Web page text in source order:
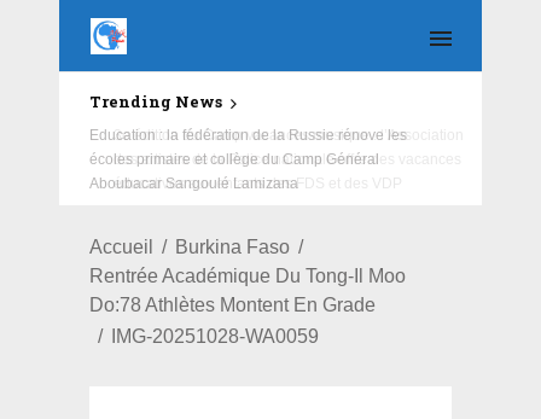
Trending News
Education : la fédération de la Russie rénove les
écoles primaire et collège du Camp Général
Aboubacar Sangoulé Lamizana
Accueil
Burkina Faso
Rentrée Académique Du Tong-Il Moo
Do:78 Athlètes Montent En Grade
IMG-20251028-WA0059